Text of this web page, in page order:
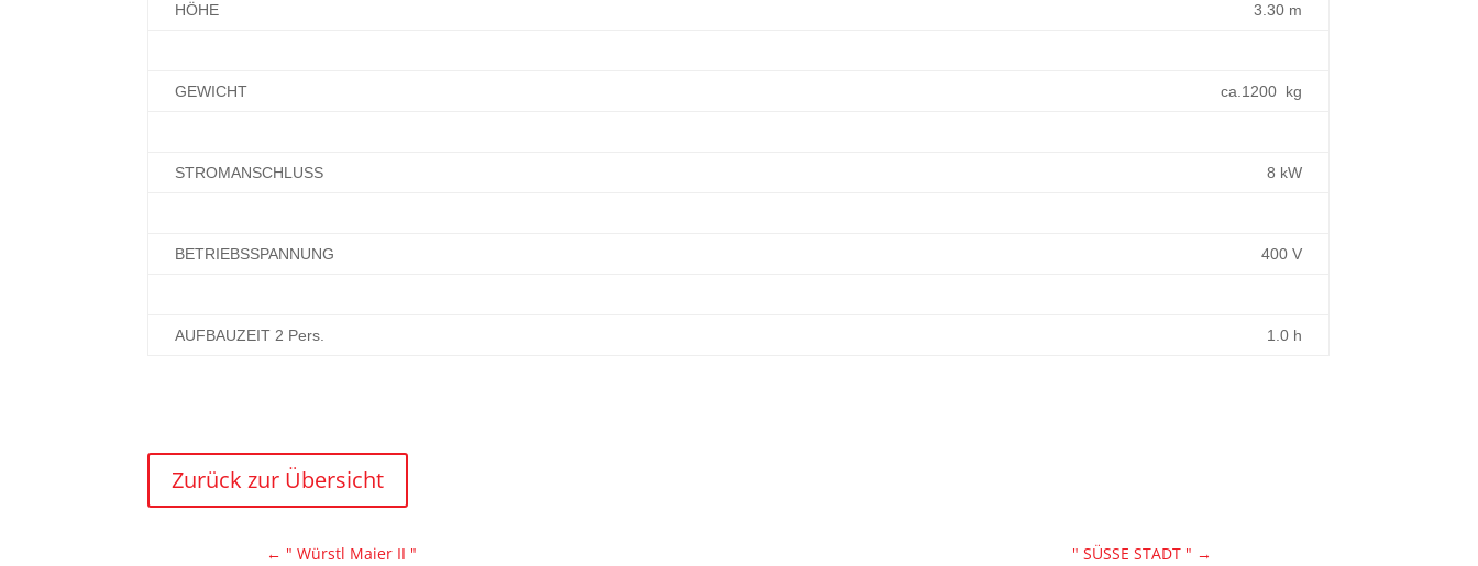
HÖHE 3.30 m
GEWICHT ca.1200 kg
STROMANSCHLUSS 8 kW
BETRIEBSSPANNUNG 400 V
AUFBAUZEIT 2 Pers. 1.0 h
Zurück zur Übersicht
← " Würstl Maier II " " SÜSSE STADT " →